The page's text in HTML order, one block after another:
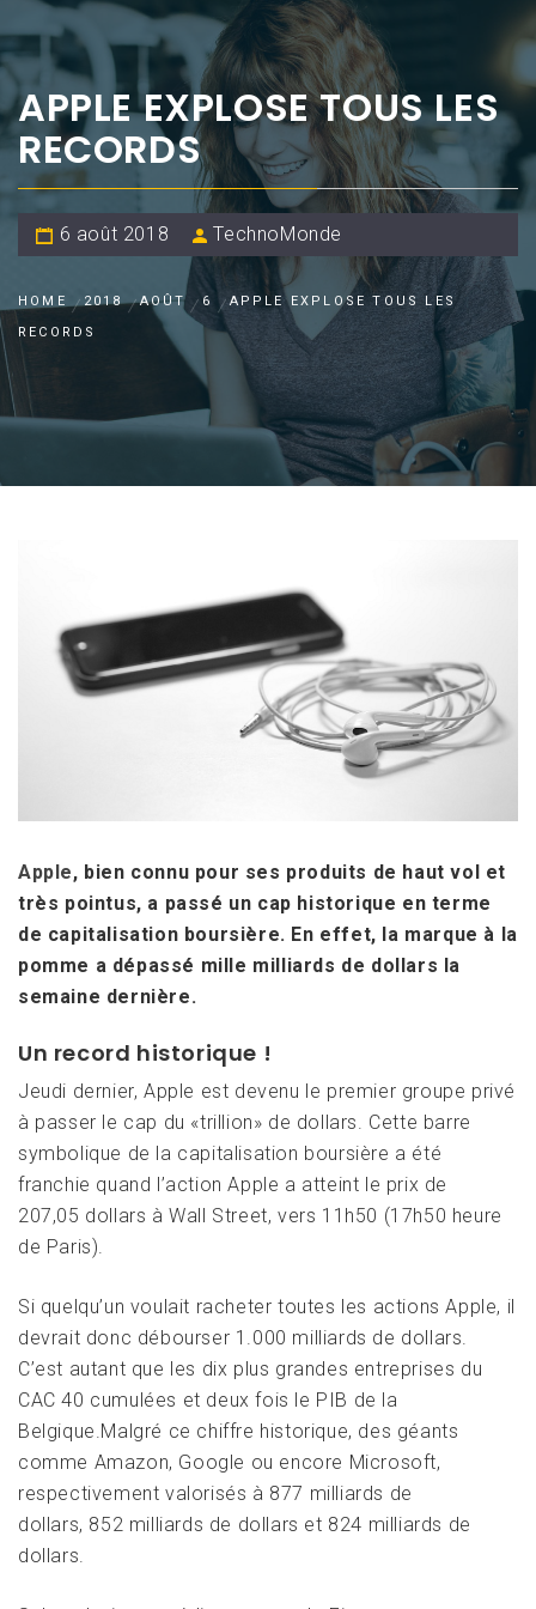
APPLE EXPLOSE TOUS LES
RECORDS
6 août 2018 TechnoMonde
HOME 2018 AOÛT 6
APPLE EXPLOSE TOUS LES
RECORDS
Apple, bien connu pour ses produits de haut vol et
très pointus, a passé un cap historique en terme
de capitalisation boursière. En effet, la marque à la
pomme a dépassé mille milliards de dollars la
semaine dernière.
Un record historique !
Jeudi dernier, Apple est devenu le premier groupe privé
à passer le cap du «trillion» de dollars. Cette barre
symbolique de la capitalisation boursière a été
franchie quand l’action Apple a atteint le prix de
207,05 dollars à Wall Street, vers 11h50 (17h50 heure
de Paris).
Si quelqu’un voulait racheter toutes les actions Apple, il
devrait donc débourser 1.000 milliards de dollars.
C’est autant que les dix plus grandes entreprises du
CAC 40 cumulées et deux fois le PIB de la
Belgique.Malgré ce chiffre historique, des géants
comme Amazon, Google ou encore Microsoft,
respectivement valorisés à 877 milliards de
dollars, 852 milliards de dollars et 824 milliards de
dollars.